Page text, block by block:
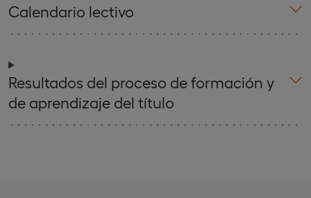
Calendario lectivo
Resultados del proceso de formación y
de aprendizaje del título